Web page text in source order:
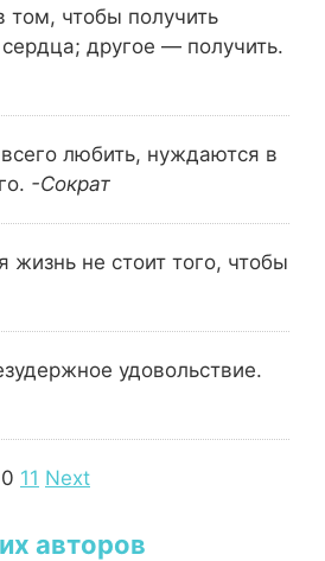
том, чтобы получить
другое — получить.
любить, нуждаются в
-Сократ
жизнь не стоит того, чтобы
удовольствие.
11 Next
авторов